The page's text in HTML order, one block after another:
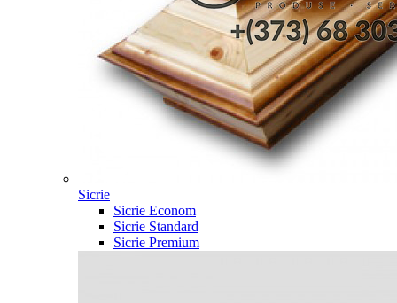
Sicrie
Sicrie Econom
Sicrie Standard
Sicrie Premium